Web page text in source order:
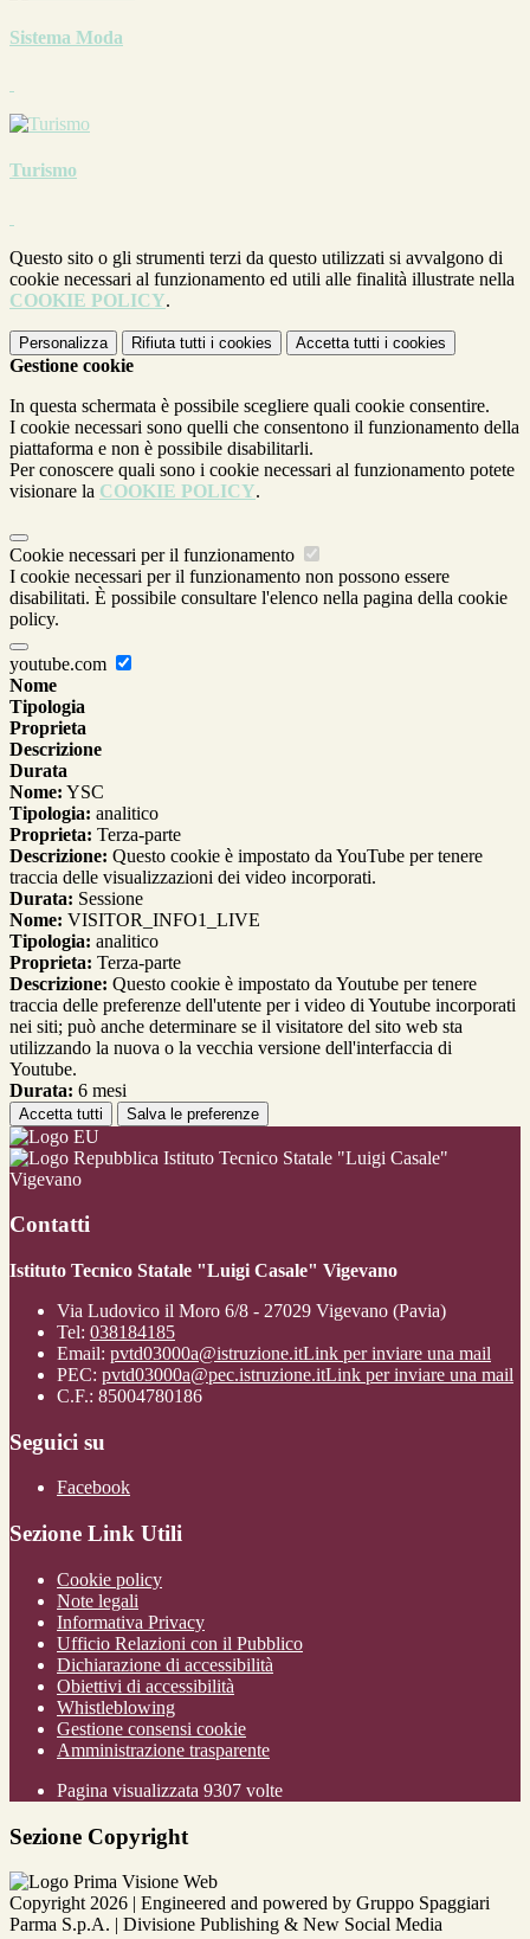
Sistema Moda
Turismo
Questo sito o gli strumenti terzi da questo utilizzati si avvalgono di
cookie necessari al funzionamento ed utili alle finalità illustrate nella
COOKIE POLICY.
Personalizza Rifiuta tutti i cookies Accetta tutti i cookies
Gestione cookie
In questa schermata è possibile scegliere quali cookie consentire.
I cookie necessari sono quelli che consentono il funzionamento della
piattaforma e non è possibile disabilitarli.
Per conoscere quali sono i cookie necessari al funzionamento potete
visionare la COOKIE POLICY.
Cookie necessari per il funzionamento
I cookie necessari per il funzionamento non possono essere
disabilitati. È possibile consultare l'elenco nella pagina della cookie
policy.
youtube.com
Nome
Tipologia
Proprieta
Descrizione
Durata
Nome: YSC
Tipologia: analitico
Proprieta: Terza-parte
Descrizione: Questo cookie è impostato da YouTube per tenere
traccia delle visualizzazioni dei video incorporati.
Durata: Sessione
Nome: VISITOR_INFO1_LIVE
Tipologia: analitico
Proprieta: Terza-parte
Descrizione: Questo cookie è impostato da Youtube per tenere
traccia delle preferenze dell'utente per i video di Youtube incorporati
nei siti; può anche determinare se il visitatore del sito web sta
utilizzando la nuova o la vecchia versione dell'interfaccia di
Youtube.
Durata: 6 mesi
Accetta tutti Salva le preferenze
Istituto Tecnico Statale "Luigi Casale"
Vigevano
Contatti
Istituto Tecnico Statale "Luigi Casale" Vigevano
Via Ludovico il Moro 6/8 - 27029 Vigevano (Pavia)
Tel: 038184185
Email: pvtd03000a@istruzione.itLink per inviare una mail
PEC: pvtd03000a@pec.istruzione.itLink per inviare una mail
C.F.: 85004780186
Seguici su
Facebook
Sezione Link Utili
Cookie policy
Note legali
Informativa Privacy
Ufficio Relazioni con il Pubblico
Dichiarazione di accessibilità
Obiettivi di accessibilità
Whistleblowing
Gestione consensi cookie
Amministrazione trasparente
Pagina visualizzata 9307 volte
Sezione Copyright
Copyright 2026 | Engineered and powered by Gruppo Spaggiari
Parma S.p.A. | Divisione Publishing & New Social Media